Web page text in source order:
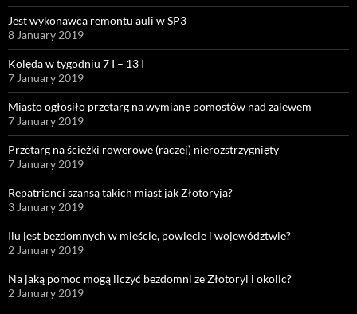
Jest wykonawca remontu auli w SP3
8 January 2019
Kolęda w tygodniu 7 I – 13 I
7 January 2019
Miasto ogłosiło przetarg na wymianę pomostów nad zalewem
7 January 2019
Przetarg na ścieżki rowerowe (raczej) nierozstrzygnięty
7 January 2019
Repatrianci szansą takich miast jak Złotoryja?
3 January 2019
Ilu jest bezdomnych w mieście, powiecie i województwie?
2 January 2019
Na jaką pomoc mogą liczyć bezdomni ze Złotoryi i okolic?
2 January 2019